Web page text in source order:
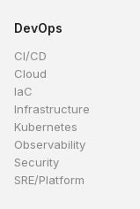
DevOps
CI/CD
Cloud
IaC
Infrastructure
Kubernetes
Observability
Security
SRE/Platform